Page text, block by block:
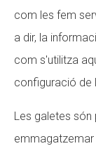
com les fem
a dir, la
com s'utilitza
configuració de
Les galetes